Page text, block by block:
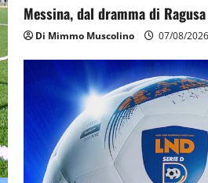
Messina, dal dramma di
Di Mimmo Muscolino 07/08/2026